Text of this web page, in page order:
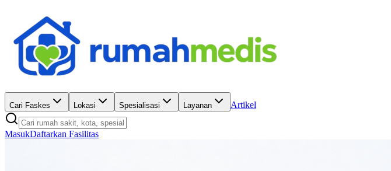
Cari Faskes Lokasi Spesialisasi Layanan Artikel
MasukDaftarkan Fasilitas